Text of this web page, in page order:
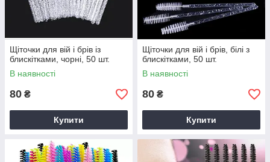
Щіточки для вій і брів із
блискітками, чорні, 50 шт.
В наявності
80 ₴
Купити
Щіточки для вій і брів, білі з
блискітками, 50 шт.
В наявності
80 ₴
Купити